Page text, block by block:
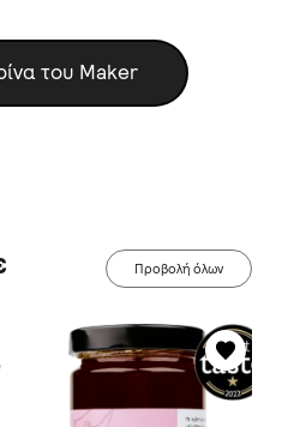
του Maker
Προβολή όλων